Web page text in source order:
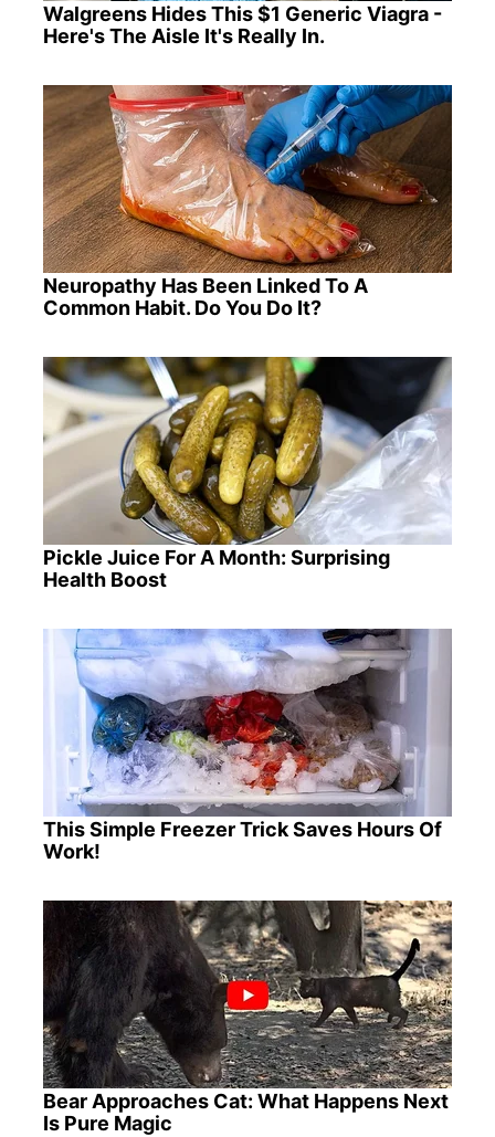
Walgreens Hides This $1 Generic Viagra -
Here's The Aisle It's Really In.
Neuropathy Has Been Linked To A
Common Habit. Do You Do It?
Pickle Juice For A Month: Surprising
Health Boost
This Simple Freezer Trick Saves Hours Of
Work!
Bear Approaches Cat: What Happens Next
Is Pure Magic